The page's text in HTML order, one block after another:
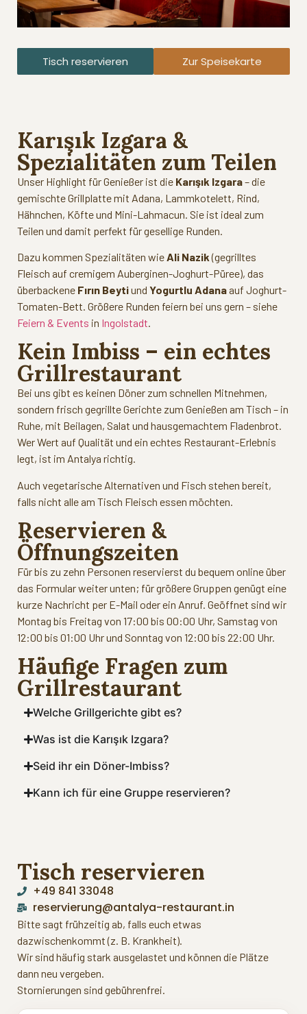
Tisch reservieren Zur Speisekarte
Karışık Izgara &
Spezialitäten zum Teilen
Unser Highlight für Genießer ist die Karışık Izgara– die
gemischte Grillplatte mit Adana, Lammkotelett, Rind,
Hähnchen, Köfte und Mini-Lahmacun. Sie ist ideal zum
Teilen und damit perfekt für gesellige Runden.
Dazu kommen Spezialitäten wieAli Nazik(gegrilltes
Fleisch auf cremigem Auberginen-Joghurt-Püree), das
überbackene Fırın Beytiund Yogurtlu Adanaauf Joghurt-
Tomaten-Bett. Größere Runden feiern bei uns gern – siehe
Feiern & Events in Ingolstadt.
Kein Imbiss – ein echtes
Grillrestaurant
Bei uns gibt es keinen Döner zum schnellen Mitnehmen,
sondern frisch gegrillte Gerichte zum Genießen am Tisch – in
Ruhe, mit Beilagen, Salat und hausgemachtem Fladenbrot.
Wer Wert auf Qualität und ein echtes Restaurant-Erlebnis
legt, ist im Antalya richtig.
Auch vegetarische Alternativen und Fisch stehen bereit,
falls nicht alle am Tisch Fleisch essen möchten.
Reservieren &
Öffnungszeiten
Für bis zu zehn Personen reservierst du bequem online über
das Formular weiter unten; für größere Gruppen genügt eine
kurze Nachricht per E-Mail oder ein Anruf. Geöffnet sind wir
Montag bis Freitag von 17:00 bis 00:00 Uhr, Samstag von
12:00 bis 01:00 Uhr und Sonntag von 12:00 bis 22:00 Uhr.
Häufige Fragen zum
Grillrestaurant
Welche Grillgerichte gibt es?
Was ist die Karışık Izgara?
Seid ihr ein Döner-Imbiss?
Kann ich für eine Gruppe reservieren?
Tisch reservieren
+49 841 33048
reservierung@antalya-restaurant.in
Bitte sagt frühzeitig ab, falls euch etwas
dazwischenkommt (z. B. Krankheit).
Wir sind häufig stark ausgelastet und können die Plätze
dann neu vergeben.
Stornierungen sind gebührenfrei.